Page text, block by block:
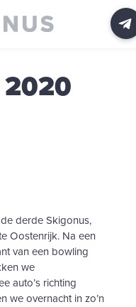
2020
derde Skigonus,
Oostenrijk. Na een
van een bowling
we
auto’s richting
we overnacht in zo’n